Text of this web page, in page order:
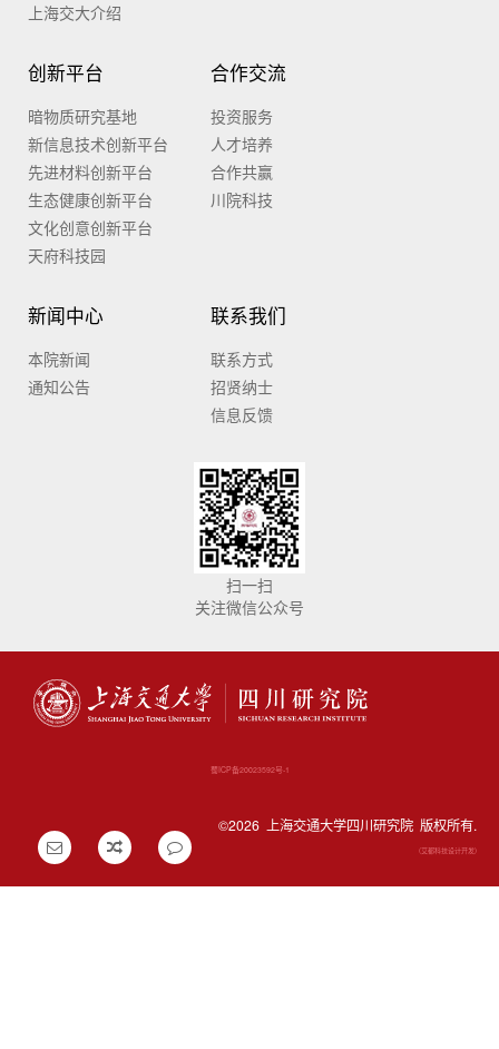
上海交大介绍
创新平台
暗物质研究基地
新信息技术创新平台
先进材料创新平台
生态健康创新平台
文化创意创新平台
天府科技园
合作交流
投资服务
人才培养
合作共赢
川院科技
新闻中心
本院新闻
通知公告
联系我们
联系方式
招贤纳士
信息反馈
扫一扫
关注微信公众号
蜀ICP备20023592号-1
©2026 上海交通大学四川研究院 版权所有.
(艾都科技设计开发)